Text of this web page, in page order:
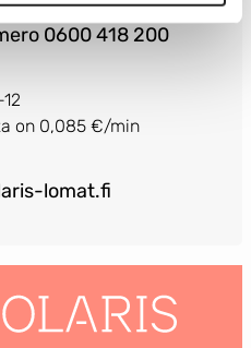
0600 418 200
on 0,085 €/min
lomat.fi